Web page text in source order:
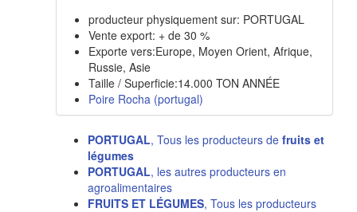
producteur physiquement sur: PORTUGAL
Vente export: + de 30 %
Exporte vers:Europe, Moyen Orient, Afrique,
Russie, Asie
Taille / Superficie:14.000 TON ANNÉE
Poire Rocha (portugal)
PORTUGAL, Tous les producteurs de fruits et
légumes
PORTUGAL, les autres producteurs en
agroalimentaires
FRUITS ET LÉGUMES, Tous les producteurs